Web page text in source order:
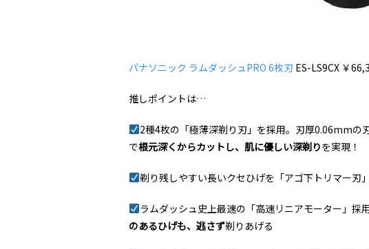
パナソニック ラムダッシュPRO 6枚刃 ES-LS9CX ￥
推しポイントは…
2種4枚の「極薄深剃り刃」を採用。刃厚0.06mm
で根元深くからカットし、肌に優しい深剃りを実現！
剃り残しやすい長いクセひげを「アゴ下トリマー刃
ラムダッシュ史上最速の「高速リニアモーター」採用
のあるひげも、逃さず剃りあげる